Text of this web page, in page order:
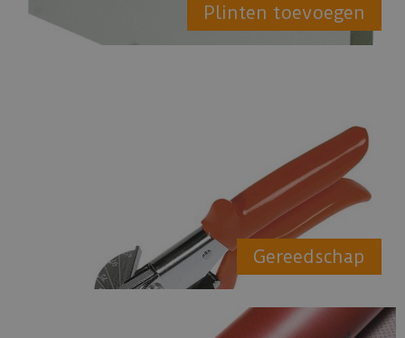
Plinten toevoegen
Gereedschap